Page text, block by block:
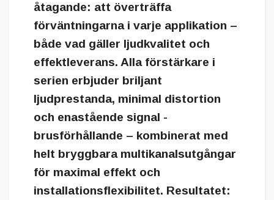
åtagande: att överträffa
förväntningarna i varje applikation –
både vad gäller ljudkvalitet och
effektleverans. Alla förstärkare i
serien erbjuder briljant
ljudprestanda, minimal distortion
och enastående signal -
brusförhållande – kombinerat med
helt bryggbara multikanalsutgångar
för maximal effekt och
installationsflexibilitet. Resultatet: